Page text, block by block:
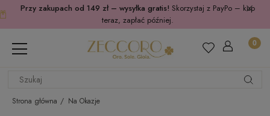
Przy zakupach od 149 zł – wysyłka gratis! Skorzystaj z PayPo – kup
teraz, zapłać później.
Strona główna Na Okazje